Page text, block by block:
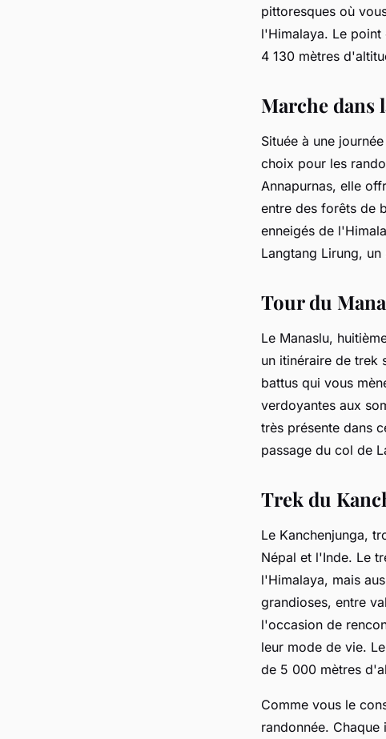
pittoresques où
l'Himalaya. Le point
4 130 mètres
Marche dans
Située à une
choix pour les
Annapurnas, elle
entre des forêts de
enneigés de
Langtang Lirung,
Tour du
Le Manaslu,
un itinéraire de trek
battus qui vous
verdoyantes aux
très présente dans
passage du col de
Trek du
Le Kanchenjunga,
Népal et l'Inde. Le
l'Himalaya, mais
grandioses, entre
l'occasion de
leur mode de vie.
de 5 000 mètres
Comme vous le
randonnée.